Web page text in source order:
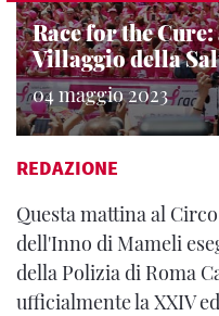
Race for the
Villaggio della
04 maggio 2023
REDAZIONE
Questa mattina al
dell'Inno di Mameli
della Polizia di Roma
ufficialmente la XXIV